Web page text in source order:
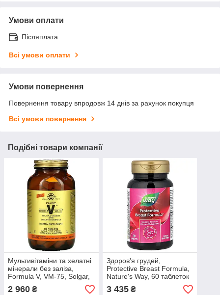
Умови оплати
Післяплата
Всі умови оплати
Умови повернення
Повернення товару впродовж 14 днів за рахунок покупця
Всі умови повернення
Подібні товари компанії
Мультивітаміни та хелатні
мінерали без заліза,
Formula V, VM-75, Solgar,
180 таблеток
2 960 ₴
Здоров'я грудей,
Protective Breast Formula,
Nature's Way, 60 таблеток
3 435₴